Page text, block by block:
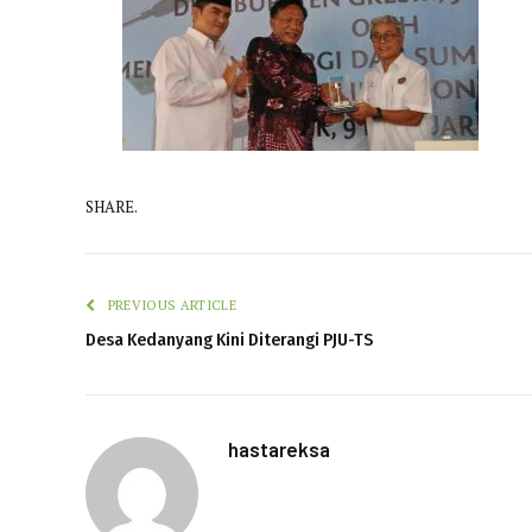
SHARE.
PREVIOUS ARTICLE
Desa Kedanyang Kini Diterangi PJU-TS
hastareksa